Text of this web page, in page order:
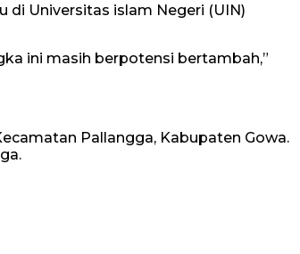
di Universitas islam Negeri (UIN)
ini masih berpotensi bertambah,”
Pallangga, Kabupaten Gowa.